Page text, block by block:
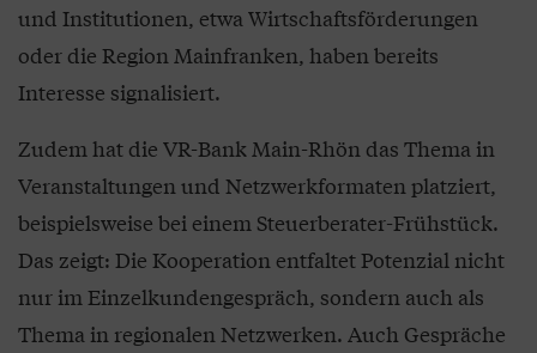
und Institutionen, etwa Wirtschaftsförderungen
oder die Region Mainfranken, haben bereits
Interesse signalisiert.
Zudem hat die VR-Bank Main-Rhön das Thema in
Veranstaltungen und Netzwerkformaten platziert,
beispielsweise bei einem Steuerberater-Frühstück.
Das zeigt: Die Kooperation entfaltet Potenzial nicht
nur im Einzelkundengespräch, sondern auch als
Thema in regionalen Netzwerken. Auch Gespräche